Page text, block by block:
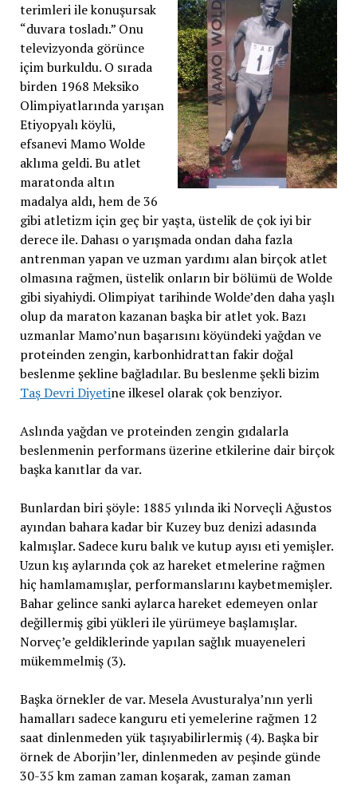
terimleri ile konuşursak
“duvara tosladı.” Onu
televizyonda görünce
içim burkuldu. O sırada
birden 1968 Meksiko
Olimpiyatlarında yarışan
Etiyopyalı köylü,
efsanevi Mamo Wolde
aklıma geldi. Bu atlet
maratonda altın
madalya aldı, hem de 36
gibi atletizm için geç bir yaşta, üstelik de çok iyi bir
derece ile. Dahası o yarışmada ondan daha fazla
antrenman yapan ve uzman yardımı alan birçok atlet
olmasına rağmen, üstelik onların bir bölümü de Wolde
gibi siyahiydi. Olimpiyat tarihinde Wolde’den daha yaşlı
olup da maraton kazanan başka bir atlet yok. Bazı
uzmanlar Mamo’nun başarısını köyündeki yağdan ve
proteinden zengin, karbonhidrattan fakir doğal
beslenme şekline bağladılar. Bu beslenme şekli bizim
Taş Devri Diyetine ilkesel olarak çok benziyor.
Aslında yağdan ve proteinden zengin gıdalarla
beslenmenin performans üzerine etkilerine dair birçok
başka kanıtlar da var.
Bunlardan biri şöyle: 1885 yılında iki Norveçli Ağustos
ayından bahara kadar bir Kuzey buz denizi adasında
kalmışlar. Sadece kuru balık ve kutup ayısı eti yemişler.
Uzun kış aylarında çok az hareket etmelerine rağmen
hiç hamlamamışlar, performanslarını kaybetmemişler.
Bahar gelince sanki aylarca hareket edemeyen onlar
değillermiş gibi yükleri ile yürümeye başlamışlar.
Norveç’e geldiklerinde yapılan sağlık muayeneleri
mükemmelmiş (3).
Başka örnekler de var. Mesela Avusturalya’nın yerli
hamalları sadece kanguru eti yemelerine rağmen 12
saat dinlenmeden yük taşıyabilirlermiş (4). Başka bir
örnek de Aborjin’ler, dinlenmeden av peşinde günde
30-35 km zaman zaman koşarak, zaman zaman